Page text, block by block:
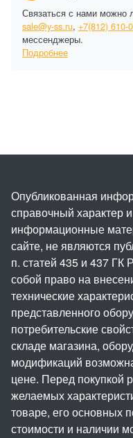
Связаться с нами
sale@y-ss.ru, +7(812) 610-
мессенджеры.
Подробнее
Опубликованная
справочный характер
информационные
сайте, не являются
п. статей 435 и 437 ГК
собой право на
технические
представленного
потребительские
складе магазина,
модификаций
цене. Перед покупкой
желаемых
товаре, его основных
стоимости и наличии